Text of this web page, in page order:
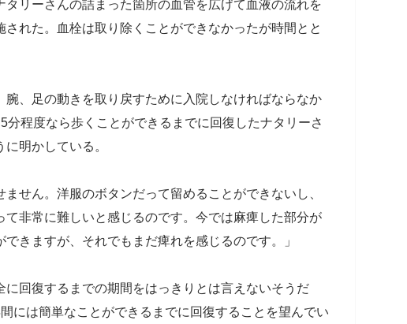
タリーさんの詰まった箇所の血管を広げて血液の流れを
された。血栓は取り除くことができなかったが時間とと
腕、足の動きを取り戻すために入院しなければならなか
分程度なら歩くことができるまでに回復したナタリーさ
明かしている。
ません。洋服のボタンだって留めることができないし、
て非常に難しいと感じるのです。今では麻痺した部分が
きますが、それでもまだ痺れを感じるのです。」
に回復するまでの期間をはっきりとは言えないそうだ
には簡単なことができるまでに回復することを望んでい